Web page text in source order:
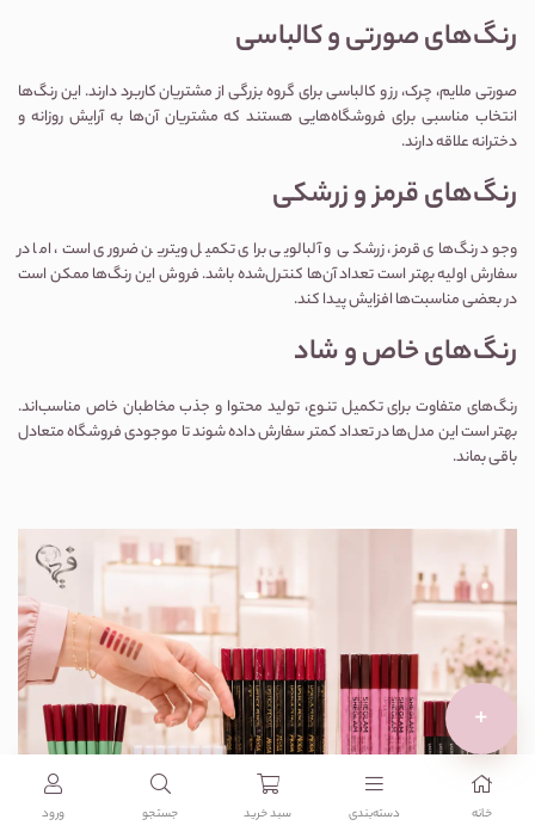
رنگ‌های صورتی و کالباسی
صورتی ملایم، چرک، رز و کالباسی برای گروه بزرگی از مشتریان کاربرد دارند. این رنگ‌ها
انتخاب مناسبی برای فروشگاه‌هایی هستند که مشتریان آن‌ها به آرایش روزانه و
دخترانه علاقه دارند.
رنگ‌های قرمز و زرشکی
وجود رنگ‌های قرمز، زرشکی و آلبالویی برای تکمیل ویترین ضروری است، اما در
سفارش اولیه بهتر است تعداد آن‌ها کنترل‌شده باشد. فروش این رنگ‌ها ممکن است
در بعضی مناسبت‌ها افزایش پیدا کند.
رنگ‌های خاص و شاد
رنگ‌های متفاوت برای تکمیل تنوع، تولید محتوا و جذب مخاطبان خاص مناسب‌اند.
بهتر است این مدل‌ها در تعداد کمتر سفارش داده شوند تا موجودی فروشگاه متعادل
باقی بماند.
+
خانه دسته‌بندی‌ سبد خرید جستجو ورود